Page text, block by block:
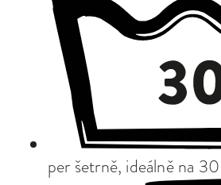
per šetrně, ideálně na